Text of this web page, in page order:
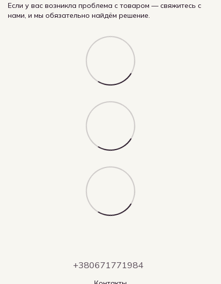
Если у вас возникла проблема с товаром — свяжитесь с
нами, и мы обязательно найдём решение.
+380671771984